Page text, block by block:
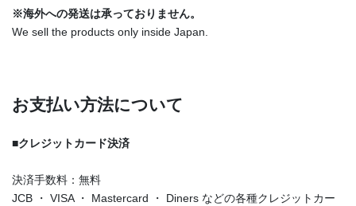
※海外への発送は承っておりません。
We sell the products only inside Japan.
お支払い方法について
■クレジットカード決済
決済手数料：無料
JCB ・ VISA ・ Mastercard ・ Diners などの各種クレジットカー